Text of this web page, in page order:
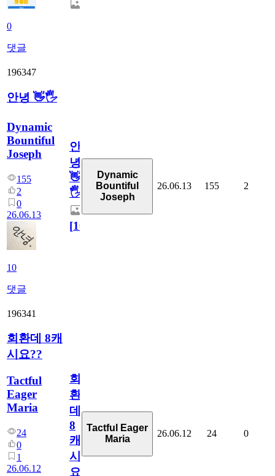
0
댓글
196347
안녕 👋🖐
Dynamic
Bountiful
Joseph
155
2
0
26.06.13
10
댓글
안
녕
👋
🖐
[10
Dynamic
Bountiful
Joseph
26.06.13 155 2
196341
회환데 8캐
시요??
Tactful
Eager
Maria
24
0
1
26.06.12
회
환
데
8
캐
시
요??
Tactful Eager
Maria
26.06.12 24 0